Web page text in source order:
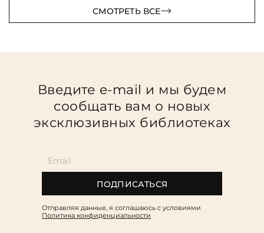
СМОТРЕТЬ ВСЕ
Введите e-mail и мы будем
сообщать вам о новых
эксклюзивных библиотеках
ПОДПИСАТЬСЯ
Отправляя данные, я соглашаюсь c условиями
Политика конфиденциальности